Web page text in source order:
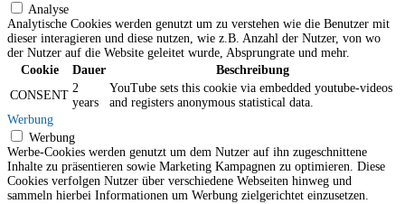
Analyse
Analytische Cookies werden genutzt um zu verstehen wie die Benutzer mit
dieser interagieren und diese nutzen, wie z.B. Anzahl der Nutzer, von wo
der Nutzer auf die Website geleitet wurde, Absprungrate und mehr.
Cookie
Dauer
Beschreibung
CONSENT
2
years
YouTube sets this cookie via embedded youtube-videos
and registers anonymous statistical data.
Werbung
Werbung
Werbe-Cookies werden genutzt um dem Nutzer auf ihn zugeschnittene
Inhalte zu präsentieren sowie Marketing Kampagnen zu optimieren. Diese
Cookies verfolgen Nutzer über verschiedene Webseiten hinweg und
sammeln hierbei Informationen um Werbung zielgerichtet einzusetzen.